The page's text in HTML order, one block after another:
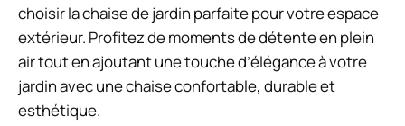
choisir la chaise de jardin parfaite pour votre espace
extérieur. Profitez de moments de détente en plein
air tout en ajoutant une touche d’élégance à votre
jardin avec une chaise confortable, durable et
esthétique.